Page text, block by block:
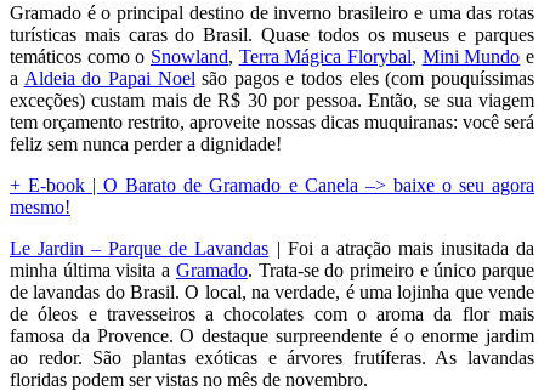
Gramado é o principal destino de inverno brasileiro e uma das rotas
turísticas mais caras do Brasil. Quase todos os museus e parques
temáticos como o Snowland, Terra Mágica Florybal, Mini Mundo e
a Aldeia do Papai Noel são pagos e todos eles (com pouquíssimas
exceções) custam mais de R$ 30 por pessoa. Então, se sua viagem
tem orçamento restrito, aproveite nossas dicas muquiranas: você será
feliz sem nunca perder a dignidade!
+ E-book | O Barato de Gramado e Canela –> baixe o seu agora
mesmo!
Le Jardin – Parque de Lavandas | Foi a atração mais inusitada da
minha última visita a Gramado. Trata-se do primeiro e único parque
de lavandas do Brasil. O local, na verdade, é uma lojinha que vende
de óleos e travesseiros a chocolates com o aroma da flor mais
famosa da Provence. O destaque surpreendente é o enorme jardim
ao redor. São plantas exóticas e árvores frutíferas. As lavandas
floridas podem ser vistas no mês de novembro.